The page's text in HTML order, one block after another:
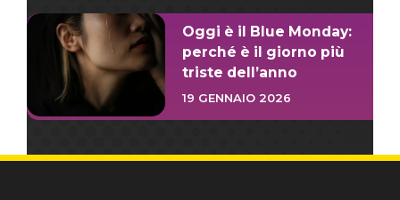
Oggi è il Blue Monday:
perché è il giorno più
triste dell’anno
19 GENNAIO 2026